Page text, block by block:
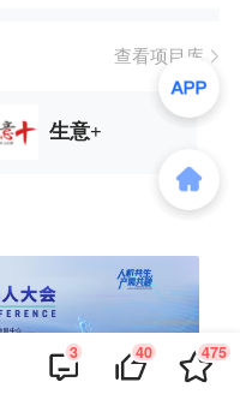
查看项目库
生意+
3 40 475